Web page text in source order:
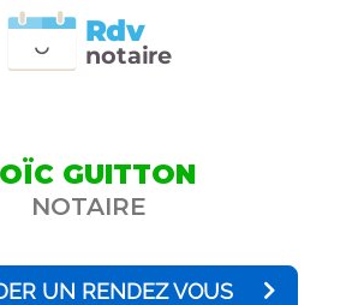
notaire
Rdv
GUITTON
NOTAIRE
UN RENDEZ VOUS